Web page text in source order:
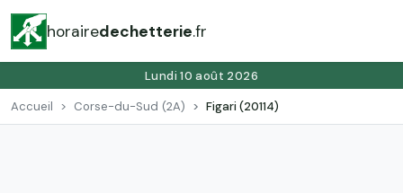
horairedechetterie.fr
Lundi 10 août 2026
Accueil Corse-du-Sud (2A) Figari (20114)